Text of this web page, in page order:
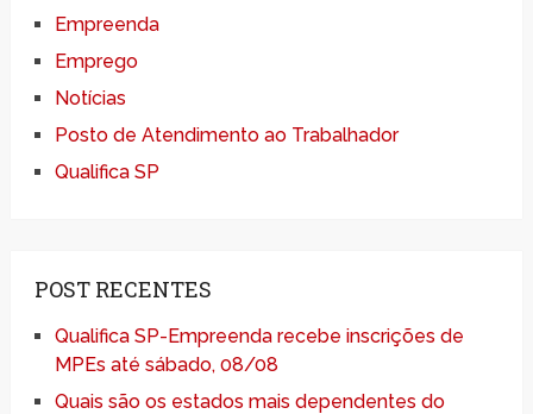
Empreenda
Emprego
Notícias
Posto de Atendimento ao Trabalhador
Qualifica SP
POST RECENTES
Qualifica SP-Empreenda recebe inscrições de
MPEs até sábado, 08/08
Quais são os estados mais dependentes do